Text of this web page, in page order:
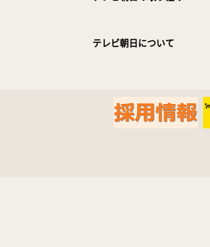
テレビ朝日について